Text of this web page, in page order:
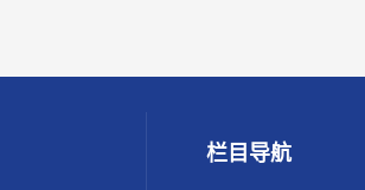
栏目导航